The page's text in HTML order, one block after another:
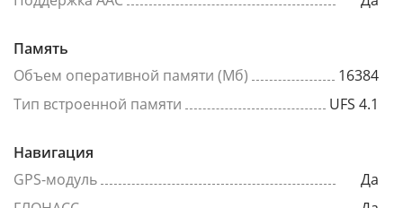
Память
Объем оперативной памяти (Мб)
16384
Тип встроенной памяти
UFS 4.1
Навигация
GPS-модуль
Да